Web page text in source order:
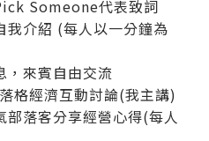
Someone代表致詞
介紹 (每人以一分鐘為
來賓自由交流
格經濟互動討論(我主講)
落客分享經營心得(每人